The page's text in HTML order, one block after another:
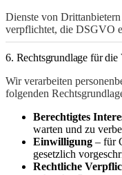
Dienste von Drittanbietern
verpflichtet, die DSGVO
6. Rechtsgrundlage für
Wir verarbeiten
folgenden
Berechtigtes
warten und zu
Einwilligung – für
gesetzlich
Rechtliche